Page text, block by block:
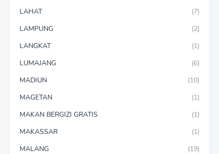
LAHAT
(7)
LAMPUNG
(2)
LANGKAT
(1)
LUMAJANG
(6)
MADIUN
(10)
MAGETAN
(1)
MAKAN BERGIZI GRATIS
(1)
MAKASSAR
(1)
MALANG
(19)